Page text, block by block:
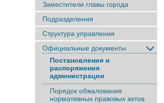
Заместители главы города
Подразделения
Структура управления
Официальные документы
Постановления и
распоряжения
администрации
Порядок обжалования
нормативных правовых актов